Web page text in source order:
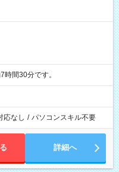
働7時間30分です。
応なし / パソコンスキル不要
詳細へ